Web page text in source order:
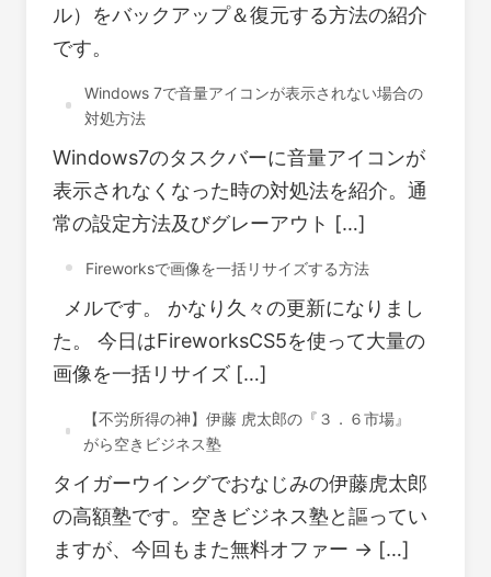
ル）をバックアップ＆復元する方法の紹介
です。
Windows 7で音量アイコンが表示されない場合の
対処方法
Windows7のタスクバーに音量アイコンが
表示されなくなった時の対処法を紹介。通
常の設定方法及びグレーアウト […]
Fireworksで画像を一括リサイズする方法
メルです。 かなり久々の更新になりまし
た。 今日はFireworksCS5を使って大量の
画像を一括リサイズ […]
【不労所得の神】伊藤 虎太郎の『３．６市場』
がら空きビジネス塾
タイガーウイングでおなじみの伊藤虎太郎
の高額塾です。空きビジネス塾と謳ってい
ますが、今回もまた無料オファー → […]